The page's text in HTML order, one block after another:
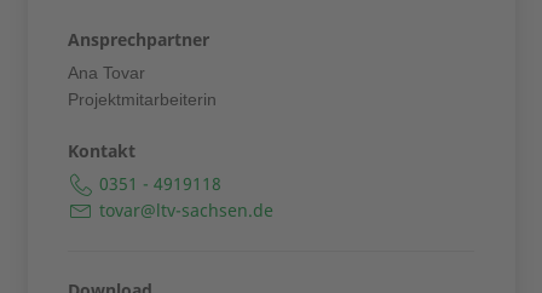
Ansprechpartner
Ana Tovar
Projektmitarbeiterin
Kontakt
0351 - 4919118
tovar@ltv-sachsen.de